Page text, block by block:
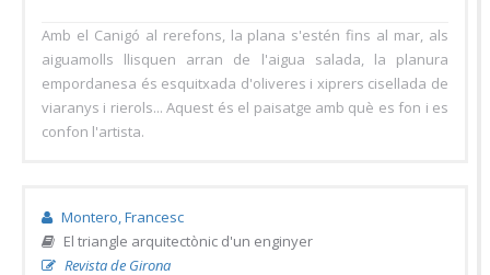
Amb el Canigó al rerefons, la plana s'estén fins al mar, als
aiguamolls llisquen arran de l'aigua salada, la planura
empordanesa és esquitxada d'oliveres i xiprers cisellada de
viaranys i rierols... Aquest és el paisatge amb què es fon i es
confon l'artista.
Montero, Francesc
El triangle arquitectònic d'un enginyer
Revista de Girona